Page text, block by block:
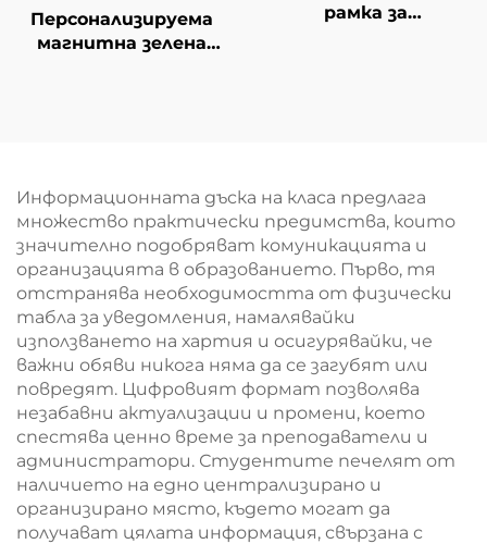
Персонализируема
магнитна зелена
рамка за
дъски от коркови
дъски
Информационната дъска на класа предлага
множество практически предимства, които
значително подобряват комуникацията и
организацията в образованието. Първо, тя
отстранява необходимостта от физически
табла за уведомления, намалявайки
използването на хартия и осигурявайки, че
важни обяви никога няма да се загубят или
повредят. Цифровият формат позволява
незабавни актуализации и промени, което
спестява ценно време за преподаватели и
администратори. Студентите печелят от
наличието на едно централизирано и
организирано място, където могат да
получават цялата информация, свързана с